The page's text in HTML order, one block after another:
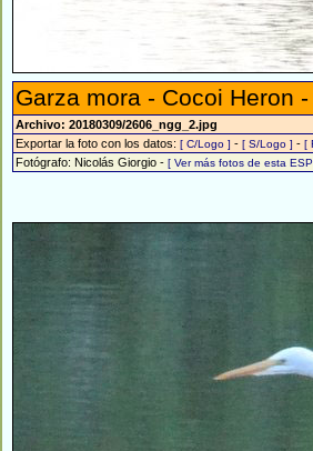
Garza mora - Cocoi Heron
Archivo: 20180309/2606_ngg_2.jpg
Exportar la foto con los datos: [ C/Logo ] - [ S/Logo ] - [
Fotógrafo: Nicolás Giorgio - [ Ver más fotos de esta